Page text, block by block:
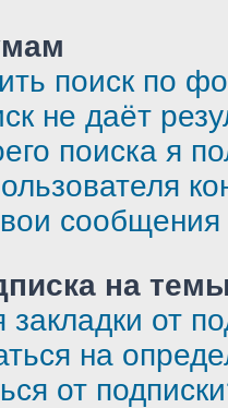
поиск по
не даёт
поиска я
на
от
на
от